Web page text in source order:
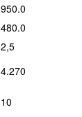
950.0
480.0
2,5
4.270
10